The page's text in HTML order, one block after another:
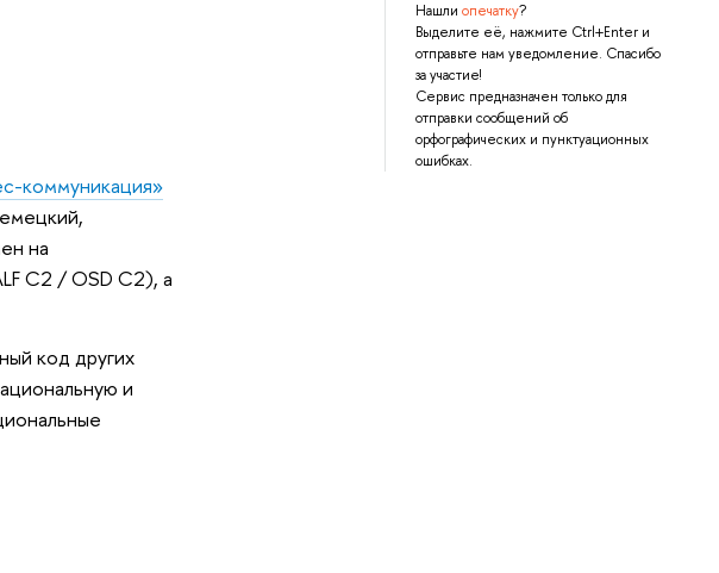
Нашли опечатку?
Выделите её, нажмите Ctrl+Enter и
отправьте нам уведомление. Спасибо
за участие!
Сервис предназначен только для
отправки сообщений об
орфографических и пунктуационных
ошибках.
коммуникация»
на
C2 / OSD C2), а
код других
и